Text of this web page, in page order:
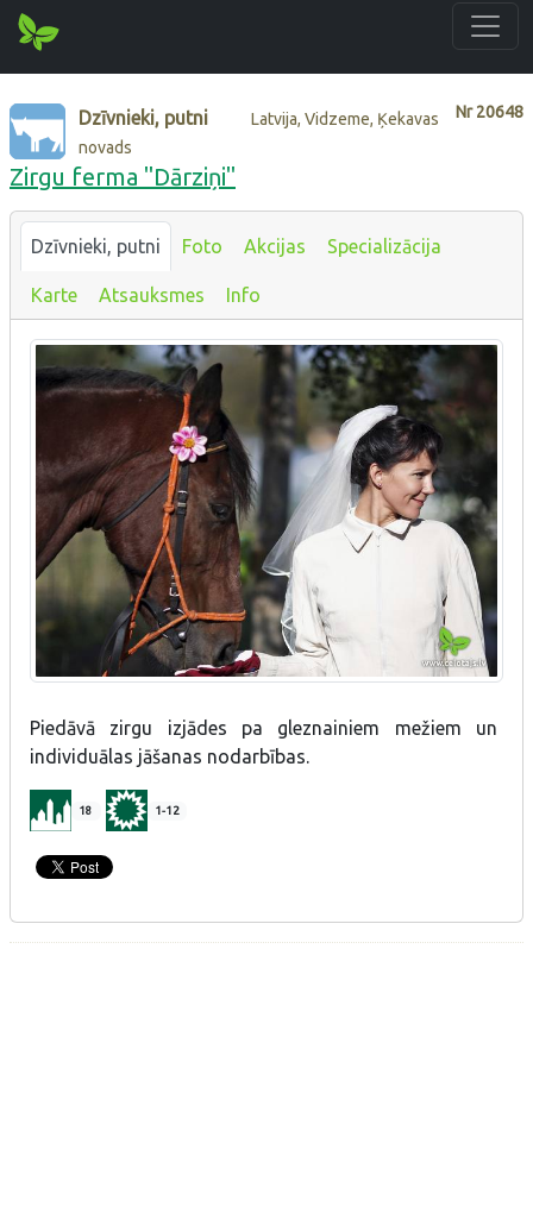
Nr20648
Dzīvnieki, putni
Latvija, Vidzeme, Ķekavas
novads
Zirgu ferma ''Dārziņi''
Dzīvnieki, putni Foto Akcijas Specializācija
Karte Atsauksmes Info
Piedāvā zirgu izjādes pa gleznainiem mežiem un
individuālas jāšanas nodarbības.
18 1-12